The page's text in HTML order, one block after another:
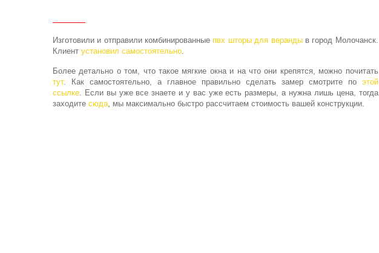
Изготовили и отправили комбинированныепвх шторы для верандыв город Молочанск.
Клиент установил самостоятельно.
Более детально о том, что такое мягкие окна и на что они крепятся, можно почитать
тут. Как самостоятельно, а главное правильно сделать замер смотрите по этой
ссылке. Если вы уже все знаете и у вас уже есть размеры, а нужна лишь цена, тогда
заходите сюда, мы максимально быстро рассчитаем стоимость вашей конструкции.